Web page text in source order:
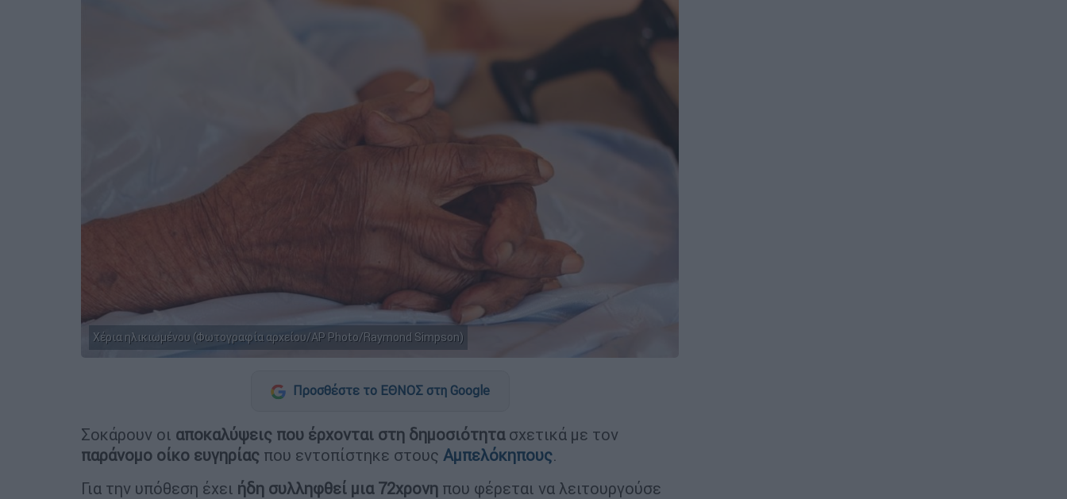
Χέρια ηλικιωμένου (Φωτογραφία αρχείου/AP Photo/Raymond Simpson)
Προσθέστε το ΕΘΝΟΣ στη Google
Σοκάρουν οι αποκαλύψεις που έρχονται στη δημοσιότητασχετικά με τον
παράνομο οίκο ευγηρίας που εντοπίστηκε στους Αμπελόκηπους.
Για την υπόθεση έχει ήδη συλληφθεί μια 72χρονη που φέρεται να λειτουργούσε